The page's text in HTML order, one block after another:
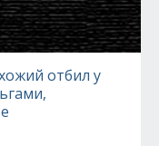
отбил у